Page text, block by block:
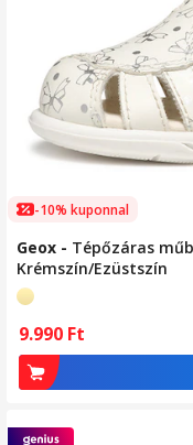
-10% kuponnal
Geox - Tépőzáras
Krémszín/Ezüstszín
9.990 Ft